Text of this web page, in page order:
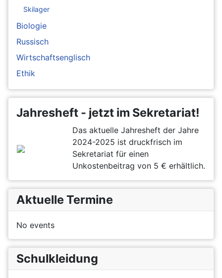
Skilager
Biologie
Russisch
Wirtschaftsenglisch
Ethik
Jahresheft - jetzt im Sekretariat!
Das aktuelle Jahresheft der Jahre
2024-2025 ist druckfrisch im
Sekretariat für einen
Unkostenbeitrag von 5 € erhältlich.
Aktuelle Termine
No events
Schulkleidung